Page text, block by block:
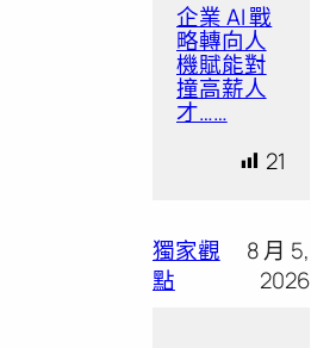
企業 AI 戰
略轉向人
機賦能對
撞高薪人
才……
21
獨家觀
點
8 月 5,
2026